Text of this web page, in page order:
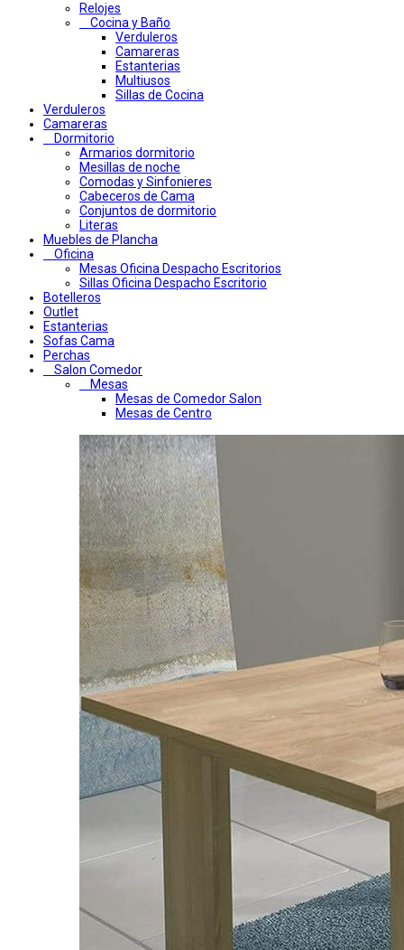
Relojes
Cocina y Baño
Verduleros
Camareras
Estanterias
Multiusos
Sillas de Cocina
Verduleros
Camareras
Dormitorio
Armarios dormitorio
Mesillas de noche
Comodas y Sinfonieres
Cabeceros de Cama
Conjuntos de dormitorio
Literas
Muebles de Plancha
Oficina
Mesas Oficina Despacho Escritorios
Sillas Oficina Despacho Escritorio
Botelleros
Outlet
Estanterias
Sofas Cama
Perchas
Salon Comedor
Mesas
Mesas de Comedor Salon
Mesas de Centro